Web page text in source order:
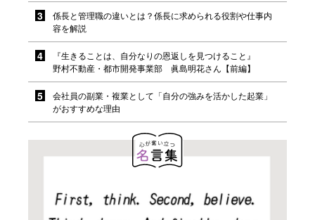
係長と管理職の違いとは？係長に求められる役割や仕事内
容を解説
『生きることは、自分なりの恩返しを見つけること』
野村不動産・都市開発事業部 眞島明花さん【前編】
会社員の副業・複業として「自分の強みを活かした起業」
がおすすめな理由